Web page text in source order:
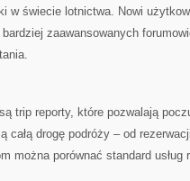
w świecie lotnictwa. Nowi
zaawansowanych
trip reporty, które pozwalają
całą drogę podróży – od
można porównać standard usług